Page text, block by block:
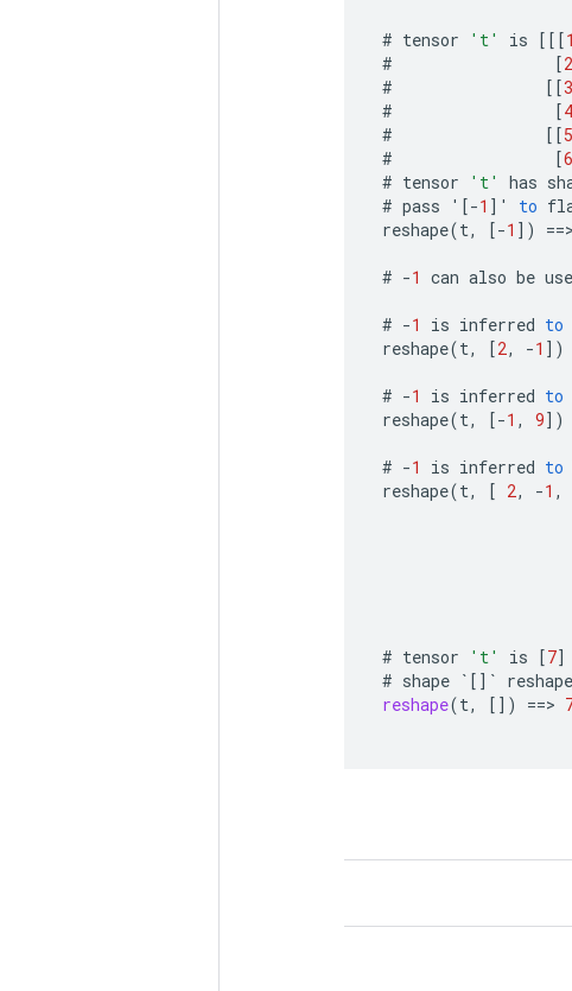
# tensor 't' is [[[1
#
[2
#
[[3
#
[4
#
[[5
#
[6
# tensor 't' has
# pass ' [-1 ] ' to
reshape(t, [-1 ] ) ==>
# -1 can also be
# -1 is inferred to
reshape(t, [2, -1 ] )
# -1 is inferred to
reshape(t, [-1 , 9] )
# -1 is inferred to
reshape(t, [ 2, -1 ,
# tensor 't' is [7]
# shape ` [] `
reshape(t, [] ) ==>